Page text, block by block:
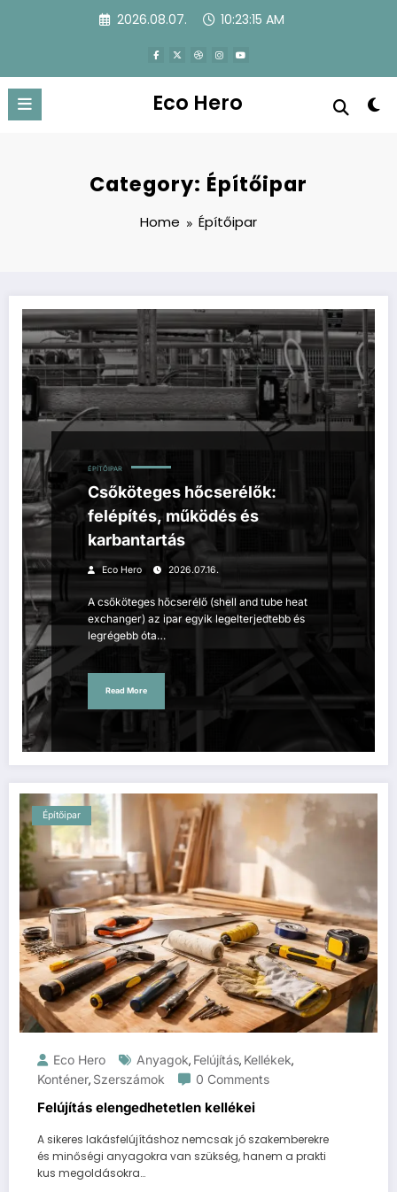
2026.08.07. 10:23:16 AM
Eco Hero
Category: Építőipar
Home Építőipar
ÉPÍTŐIPAR
Csőköteges hőcserélők:
felépítés, működés és
karbantartás
Eco Hero 2026.07.16.
A csőköteges hőcserélő (shell and tube heat
exchanger) az ipar egyik legelterjedtebb és
legrégebb óta…
Read More
Építőipar
Eco Hero Anyagok, Felújítás, Kellékek,
Konténer, Szerszámok 0 Comments
Felújítás elengedhetetlen kellékei
A sikeres lakásfelújításhoz nemcsak jó szakemberekre
és minőségi anyagokra van szükség, hanem a prakti
kus megoldásokra…